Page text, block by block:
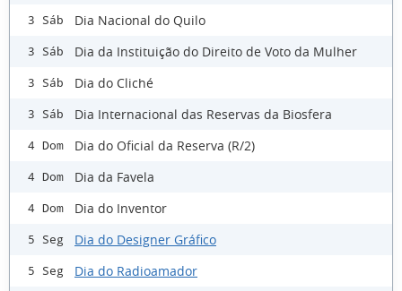
3 Sáb Dia Nacional do Quilo
3 Sáb Dia da Instituição do Direito de Voto da Mulher
3 Sáb Dia do Cliché
3 Sáb Dia Internacional das Reservas da Biosfera
4 Dom Dia do Oficial da Reserva (R/2)
4 Dom Dia da Favela
4 Dom Dia do Inventor
5 Seg Dia do Designer Gráfico
5 Seg Dia do Radioamador